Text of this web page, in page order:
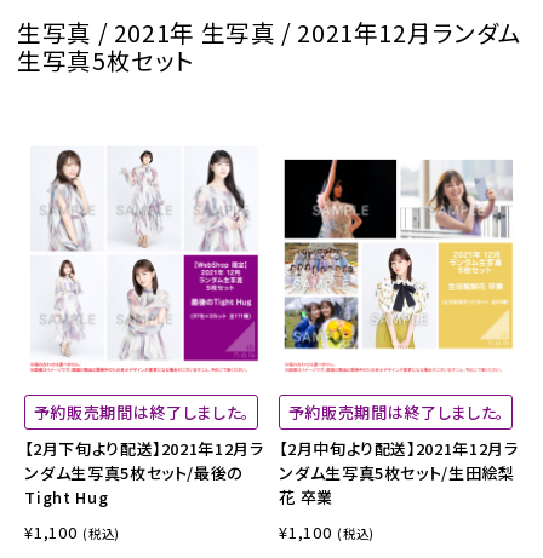
生写真 / 2021年 生写真 / 2021年12月ランダム
生写真5枚セット
予約販売期間は終了しました。
【2月下旬より配送】2021年12月ラ
ンダム生写真5枚セット/最後の
Tight Hug
¥1,100 (税込)
予約販売期間は終了しました。
【2月中旬より配送】2021年12月ラ
ンダム生写真5枚セット/生田絵梨
花 卒業
¥1,100 (税込)